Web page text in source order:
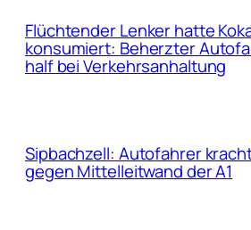
Flüchtender Lenker hatte
konsumiert: Beherzter
half bei Verkehrsanhaltung
Sipbachzell: Autofahrer
gegen Mittelleitwand der A1